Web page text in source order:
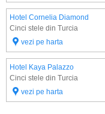
Hotel Cornelia Diamond
Cinci stele din Turcia
vezi pe harta
Hotel Kaya Palazzo
Cinci stele din Turcia
vezi pe harta